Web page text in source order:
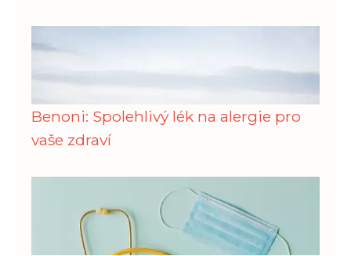
Benoni: Spolehlivý lék na alergie pro
vaše zdraví